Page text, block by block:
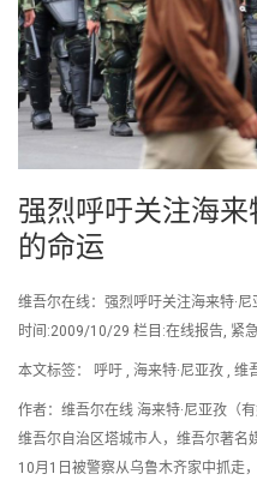
强烈呼吁关注海来
的命运
维吾尔在线：强烈呼吁关注海来特·
时间:2009/10/29 栏目:在线报告, 紧
本文标签： 呼吁 , 海来特·尼亚孜 , 维
作者：维吾尔在线 海来特·尼亚孜（
维吾尔自治区塔城市人，维吾尔著名
10月1日被警察从乌鲁木齐家中抓走